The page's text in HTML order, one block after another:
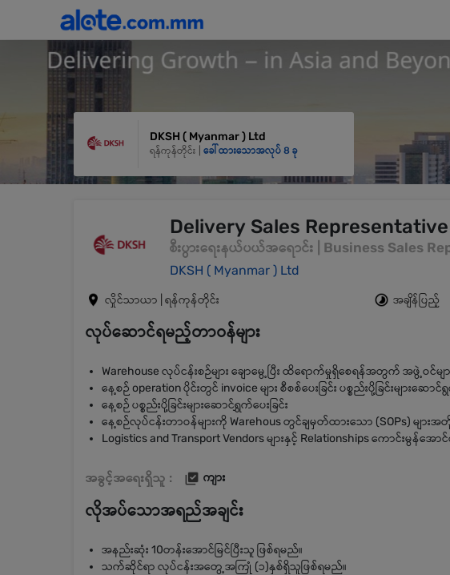
DKSH ( Myanmar ) Ltd
ရန်ကုန်တိုင်း | ခေါ်ထားသောအလုပ် 8 ခု
Delivery Sales
စီးပွားရေးနယ်ပယ်အရောင်း | Business Sales
DKSH ( Myanmar ) Ltd
လှိုင်သာယာ | ရန်ကုန်တိုင်း အချိန်ပြည့်
လုပ်ဆောင်ရမည့်တာဝန်များ
Warehouse လုပ်ငန်းစဉ်များ ချောမွေ့ပြီး ထိရောက်မှုရှိစေရန်အတွက် အဖွဲ့ဝင်မ
နေ့စဉ် operation ပိုင်းတွင် invoice များ စီစစ်ပေးခြင်း ပစ္စည်းပို့ခြင်းများဆော
နေ့စဉ် ပစ္စည်းပို့ခြင်းများဆောင်ရွှက်ပေးခြင်း
နေ့စဉ်လုပ်ငန်းတာဝန်များကို Warehous တွင်ချမှတ်ထားသော (SOPs) မျာ
Logistics and Transport Vendors များနှင့် Relationships ကောင်းမွန်အ
အခွင့်အရေးရှိသူ : ကျား
လိုအပ်သောအရည်အချင်း
အနည်းဆုံး 10တန်းအောင်မြင်ပြီးသူ ဖြစ်ရမည်။
သက်ဆိုင်ရာ လုပ်ငန်းအတွေ့အကြုံ (၁)နှစ်ရှိသူဖြစ်ရမည်။